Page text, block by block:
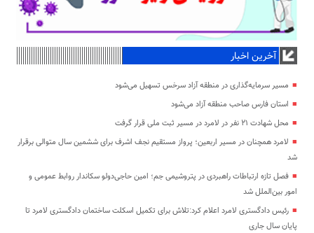
آخرین اخبار
مسیر سرمایه‌گذاری در منطقه آزاد سرخس تسهیل می‌شود
استان فارس صاحب منطقه آزاد می‌شود
محل شهادت ۲۱ نفر در لامرد در مسیر ثبت ملی قرار گرفت
لامرد همچنان در مسیر اربعین؛ پرواز مستقیم نجف اشرف برای ششمین سال متوالی برقرار
شد
فصل تازه ارتباطات راهبردی در پتروشیمی جم؛ امین حاجی‌دولو سکاندار روابط عمومی و
امور بین‌الملل شد
رئیس دادگستری لامرد اعلام کرد:تلاش برای تکمیل اسکلت ساختمان دادگستری لامرد تا
پایان سال جاری